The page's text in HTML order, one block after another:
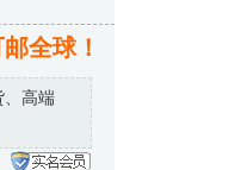
全球！
、高端